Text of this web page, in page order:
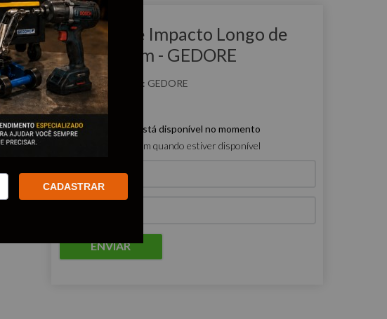
Clique e veja!
Soquete de Impacto Longo de
1/2 X 18mm - GEDORE
:K19L18 GEDORE
Este produto não está disponível no momento
Quero que me avisem quando estiver disponível
ENVIAR
CADASTRAR